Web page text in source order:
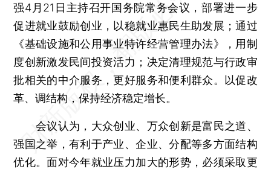
强4月21日主持召开国务院常务会议，部署进一步
促进就业鼓励创业，以稳就业惠民生助发展；通过
《基础设施和公用事业特许经营管理办法》，用制
度创新激发民间投资活力；决定清理规范与行政审
批相关的中介服务，更好服务和便利群众。以促改
革、调结构，保持经济稳定增长。
会议认为，大众创业、万众创新是富民之道、
强国之举，有利于产业、企业、分配等多方面结构
优化。面对今年就业压力加大的形势，必须采取更